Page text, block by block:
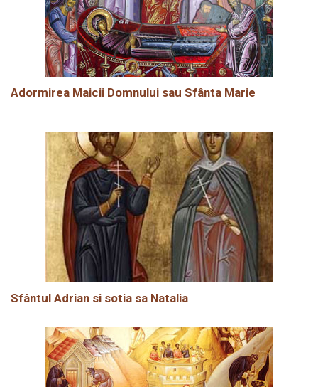
Adormirea Maicii Domnului sau Sfânta Marie
Sfântul Adrian si sotia sa Natalia